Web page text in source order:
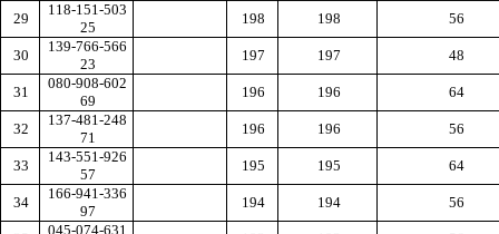
29
118-151-503
25
198 198 56
30
139-766-566
23
197 197 48
31
080-908-602
69
196 196 64
32
137-481-248
71
196 196 56
33
143-551-926
57
195 195 64
34
166-941-336
97
194 194 56
045-074-631